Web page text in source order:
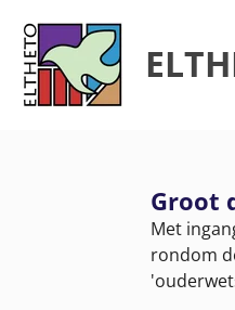
Ga
direct
naar
de
Groot
Met
rondom